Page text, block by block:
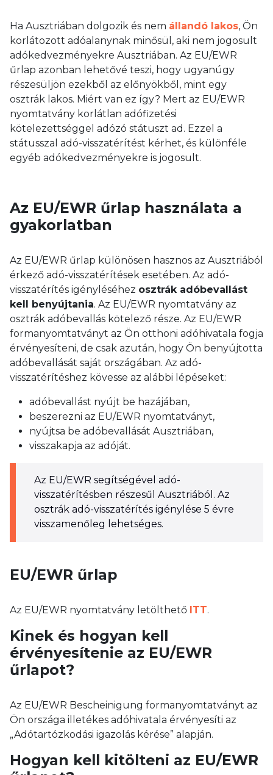
Ha Ausztriában dolgozik és nem állandó lakos, Ön
korlátozott adóalanynak minősül, aki nem jogosult
adókedvezményekre Ausztriában. Az EU/EWR
űrlap azonban lehetővé teszi, hogy ugyanúgy
részesüljön ezekből az előnyökből, mint egy
osztrák lakos. Miért van ez így? Mert az EU/EWR
nyomtatvány korlátlan adófizetési
kötelezettséggel adózó státuszt ad. Ezzel a
státusszal adó-visszatérítést kérhet, és különféle
egyéb adókedvezményekre is jogosult.
Az EU/EWR űrlap használata a
gyakorlatban
Az EU/EWR űrlap különösen hasznos az Ausztriából
érkező adó-visszatérítések esetében. Az adó-
visszatérítés igényléséhez osztrák adóbevallást
kell benyújtania. Az EU/EWR nyomtatvány az
osztrák adóbevallás kötelező része. Az EU/EWR
formanyomtatványt az Ön otthoni adóhivatala fogja
érvényesíteni, de csak azután, hogy Ön benyújtotta
adóbevallását saját országában. Az adó-
visszatérítéshez kövesse az alábbi lépéseket:
adóbevallást nyújt be hazájában,
beszerezni az EU/EWR nyomtatványt,
nyújtsa be adóbevallását Ausztriában,
visszakapja az adóját.
Az EU/EWR segítségével adó-
visszatérítésben részesűl Ausztriából. Az
osztrák adó-visszatérítés igénylése 5 évre
visszamenőleg lehetséges.
EU/EWR űrlap
Az EU/EWR nyomtatvány letölthető ITT.
Kinek és hogyan kell
érvényesítenie az EU/EWR
űrlapot?
Az EU/EWR Bescheinigung formanyomtatványt az
Ön országa illetékes adóhivatala érvényesíti az
„Adótartózkodási igazolás kérése” alapján.
Hogyan kell kitölteni az EU/EWR